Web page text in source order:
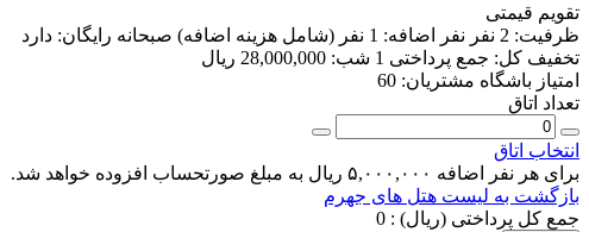
تقویم قیمتی
ظرفیت: 2 نفر نفر اضافه: 1 نفر (شامل هزینه اضافه) صبحانه رایگان: دارد
تخفیف کل: جمع پرداختی 1 شب:
28,000,000 ریال
امتیاز باشگاه مشتریان: 60
تعداد اتاق
انتخاب اتاق
برای هر نفر اضافه ۵,۰۰۰,۰۰۰ ریال به مبلغ صورتحساب افزوده خواهد شد.
بازگشت به لیست هتل های جهرم
جمع کل پرداختی (ریال) : 0